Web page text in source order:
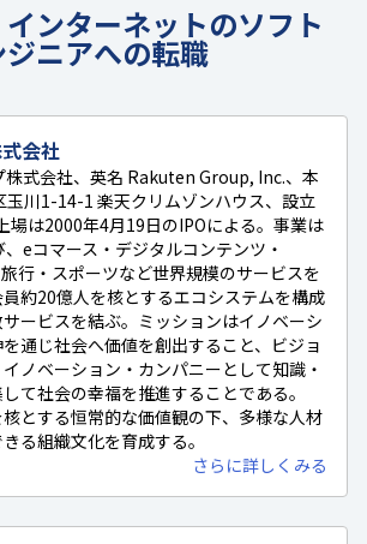
ンターネットのソフト
ニアへの転職
会社
株式会社、英名 Rakuten Group, Inc.、本
玉川1-14-1 楽天クリムゾンハウス、設立
場は2000年4月19日のIPOによる。事業は
eコマース・デジタルコンテンツ・
行・スポーツなど世界規模のサービスを
約20億人を核とするエコシステムを構成
ービスを結ぶ。ミッションはイノベーシ
通じ社会へ価値を創出すること、ビジョ
ノベーション・カンパニーとして知識・
て社会の幸福を推進することである。
とする恒常的な価値観の下、多様な人材
る組織文化を育成する。
さらに詳しくみる